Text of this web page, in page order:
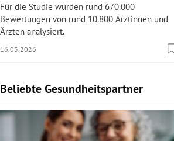
Für die Studie wurden rund 670.000
Bewertungen von rund 10.800 Ärztinnen und
Ärzten analysiert.
16.03.2026
Beliebte Gesundheitspartner
Slide 1 von 1